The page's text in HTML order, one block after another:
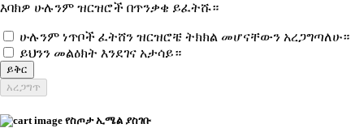
እባክዎ ሁሉንም ዝርዝሮች በጥንቃቄ ይፈትሹ።
ሁሉንም ነጥቦች ፈትሸን ዝርዝሮቼ ትክክል መሆናቸውን አረጋግጣለሁ።
ይህንን መልዕክት እንደገና አታሳይ።
ይቅር
አረጋግጥ
የስጦታ ኢሜል ያስገቡ